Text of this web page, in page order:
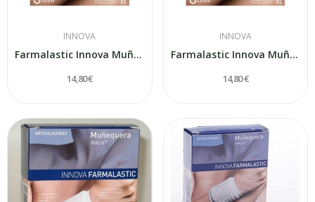
INNOVA
Farmalastic Innova Muñequero Metacarpiana...
14,80 €
INNOVA
Farmalastic Innova Muñequero Metacarpiana...
14,80 €